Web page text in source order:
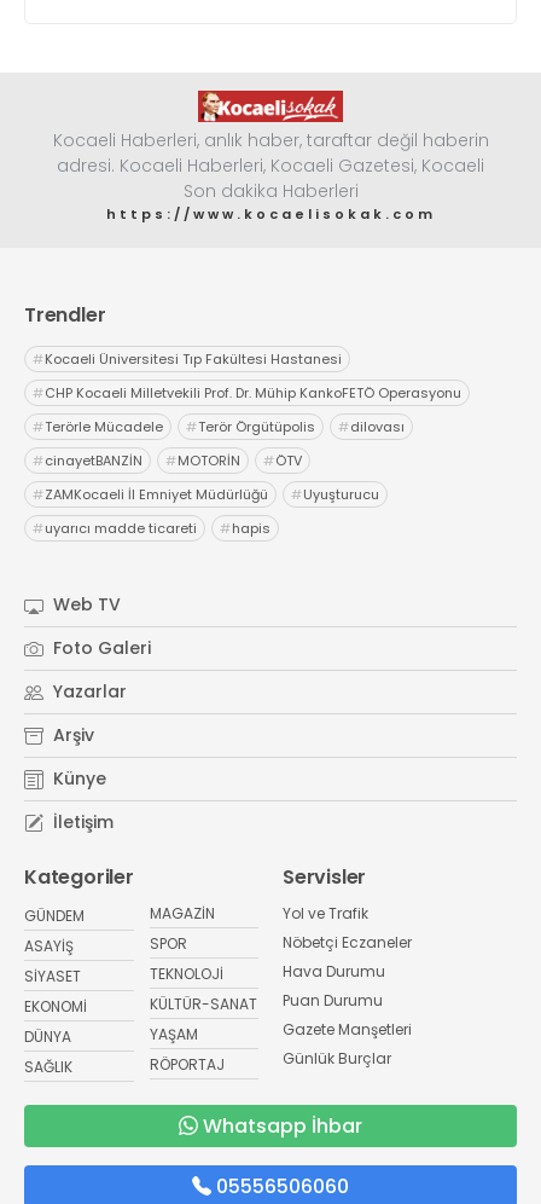
Kocaeli Haberleri, anlık haber, taraftar değil haberin
adresi. Kocaeli Haberleri, Kocaeli Gazetesi, Kocaeli
Son dakika Haberleri
https://www.kocaelisokak.com
Trendler
#Kocaeli Üniversitesi Tıp Fakültesi Hastanesi
#CHP Kocaeli Milletvekili Prof. Dr. Mühip KankoFETÖ Operasyonu
#Terörle Mücadele #Terör Örgütüpolis #dilovası
#cinayetBANZİN #MOTORİN #ÖTV
#ZAMKocaeli İl Emniyet Müdürlüğü #Uyuşturucu
#uyarıcı madde ticareti #hapis
Web TV
Foto Galeri
Yazarlar
Arşiv
Künye
İletişim
Kategoriler
GÜNDEM
ASAYİŞ
SİYASET
EKONOMİ
DÜNYA
SAĞLIK
MAGAZİN
SPOR
TEKNOLOJİ
KÜLTÜR-SANAT
YAŞAM
RÖPORTAJ
Servisler
Yol ve Trafik
Nöbetçi Eczaneler
Hava Durumu
Puan Durumu
Gazete Manşetleri
Günlük Burçlar
Whatsapp İhbar
05556506060